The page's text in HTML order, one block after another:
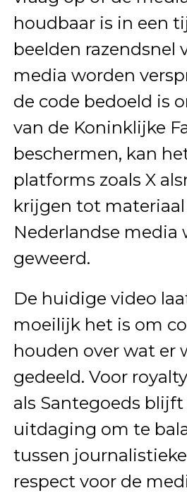
houdbaar is in een
beelden razendsnel
media worden
de code bedoeld is
van de Koninklijke
beschermen, kan
platforms zoals X
krijgen tot
Nederlandse media
geweerd.
De huidige video
moeilijk het is om
houden over wat er
gedeeld. Voor
als Santegoeds
uitdaging om te
tussen
respect voor de